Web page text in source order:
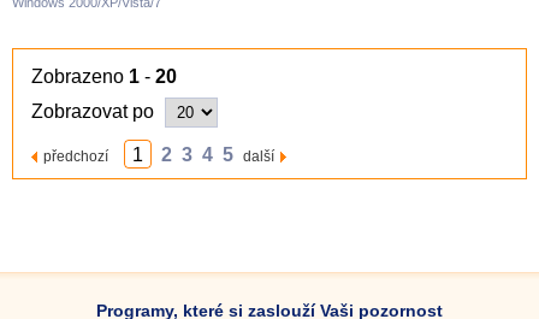
Zobrazeno 1 - 20
Zobrazovat po
předchozí 1 2 3 4 5 další
Programy, které si zaslouží Vaši pozornost